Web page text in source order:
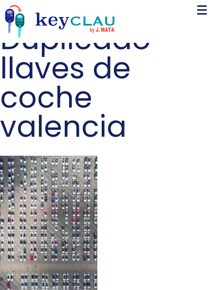
Duplicado
llaves de
coche
valencia